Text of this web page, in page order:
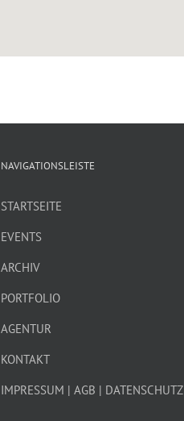
NAVIGATIONSLEISTE
STARTSEITE
EVENTS
ARCHIV
PORTFOLIO
AGENTUR
KONTAKT
IMPRESSUM | AGB | DATENSCHUTZ